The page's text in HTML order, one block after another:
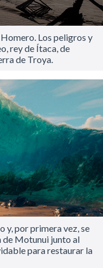
Los peligros y
rey de Ítaca, de
de Troya.
y, por primera vez, se
de Motunui junto al
para restaurar la